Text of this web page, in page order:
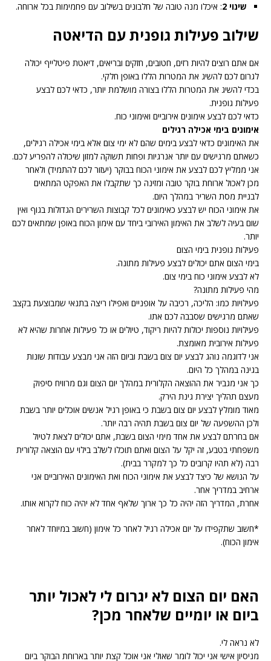
שינוי 2
: איכלו מנה טובה של חלבונים בשילוב עם פחמימות בכל ארוחה.
שילוב פעילות גופנית עם הדיאטה
אם אתם רוצים להיות רזים, חטובים, חזקים ובריאים, דיאטת פיטלייף יכולה
לגרום לכם להשיג את המטרות הללו באופן חלקי.
בכדי להשיג את המטרות הללו בצורה מושלמת יותר, כדאי לכם לבצע
פעילות גופנית.
כדאי לכם לבצע אימונים אירוביים ואימוני כוח.
אימונים בימי אכילה רגילים
את האימונים כדאי לבצע בימים שהם לא ימי צום אלא בימי אכילה רגילים,
כשאתם מרגישים עם יותר אנרגיות ופחות תשוקה למזון שיכולה להפריע לכם.
אני ממליץ לכם לבצע את אימוני הכוח בבוקר (יעזור לכם להתמיד) ולאחר
מכן לאכול ארוחת בוקר טובה ומזינה כך שתקבלו את האפקט המתאים
לבניית מסת השריר במהלך היום.
את אימוני הכוח יש לבצע כאימונים לכל קבוצות השרירים הגדולות בגוף ואין
שום בעיה לשלב את האימון האירובי ביחד עם אימון הכוח באופן שמתאים לכם
יותר.
פעילות גופנית בימי הצום
בימי הצום אתם יכולים לבצע פעילות מתונה.
לא לבצע אימוני כוח בימי צום.
מהי פעילות מתונה?
פעילויות כמו: הליכה, רכיבה על אופניים ואפילו ריצה בתנאי שמבוצעת בקצב
שאתם מרגישים שסבבה לכם אתו.
פעילויות נוספות יכולות להיות ריקוד, טיולים או כל פעילות אחרות שהיא לא
פעילות אירובית מאומצת.
אני לדוגמה נוהג לבצע יום צום בשבת וביום הזה אני מבצע עבודות שונות
בגינה במהלך כל היום.
כך אני מגביר את ההוצאה הקלורית במהלך יום הצום וגם מרוויח סיפוק
מעצם תהליך יצירת גינת הירק.
מאוד מומלץ לבצע יום צום בשבת כי באופן רגיל אנשים אוכלים יותר בשבת
ולכן ההשפעה של יום צום בשבת תהיה רבה יותר.
אם בחרתם לבצע את אחד מימי הצום בשבת, אתם יכולים לצאת לטיול
משפחתי בטבע, זה יקל על הצום ואתם תוכלו לשלב בילוי עם הוצאה קלורית
רבה (לא תהיו קרובים כל כך למקרר בבית).
על הנושא של כיצד לבצע את אימוני הכוח ואת האימונים האירוביים אני
ארחיב במדריך אחר.
אחרת, המדריך הזה יהיה כל כך ארוך שלאף אחד לא יהיה כוח לקרוא אותו.
*חשוב שתקפידו על יום אכילה רגיל לאחר כל אימון (חשוב במיוחד לאחר
אימון הכוח).
האם יום הצום לא יגרום לי לאכול יותר
ביום או יומיים שלאחר מכן?
לא נראה לי.
מניסיון אישי אני יכול לומר שאולי אני אוכל קצת יותר בארוחת הבוקר ביום